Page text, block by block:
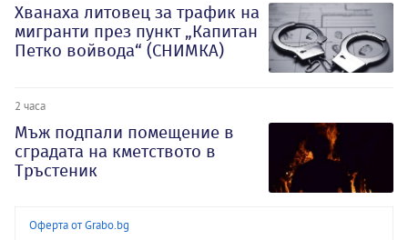
Хванаха литовец за трафик на
мигранти през пункт „Капитан
Петко войвода“ (СНИМКА)
2 часа
Мъж подпали помещение в
сградата на кметството в
Тръстеник
Оферта от Grabo.bg